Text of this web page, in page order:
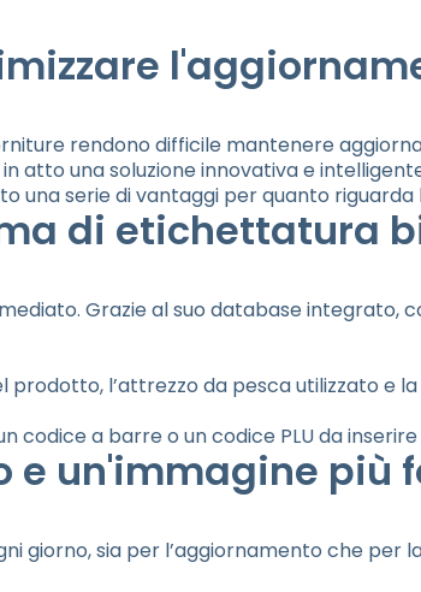
rendono difficile mantenere
atto una soluzione innovativa e
serie di vantaggi per quanto riguarda
di etichettatura
Grazie al suo database integrato,
l’attrezzo da pesca utilizzato e
codice a barre o un codice PLU da
un'immagine più
giorno, sia per l’aggiornamento che per